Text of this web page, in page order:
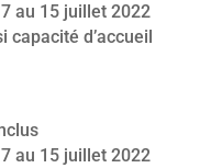
au 15 juillet 2022
d’accueil
au 15 juillet 2022